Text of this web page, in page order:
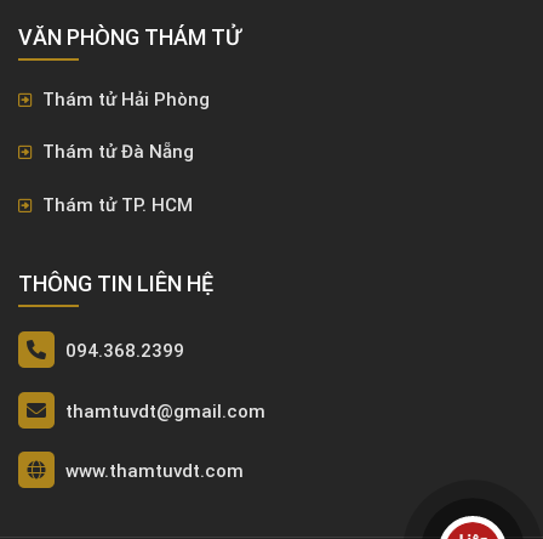
VĂN PHÒNG ​THÁM TỬ
Thám tử Hải Phòng
Thám tử Đà Nẵng
Thám tử TP. HCM
THÔNG TIN LIÊN HỆ
094.368.2399
thamtuvdt@gmail.com
www.thamtuvdt.com